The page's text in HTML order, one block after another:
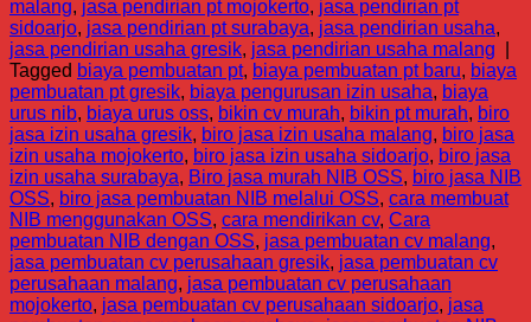
malang, jasa pendirian pt mojokerto, jasa pendirian pt
sidoarjo, jasa pendirian pt surabaya, jasa pendirian usaha,
jasa pendirian usaha gresik, jasa pendirian usaha malang
Tagged biaya pembuatan pt, biaya pembuatan pt baru, biaya
pembuatan pt gresik, biaya pengurusan izin usaha, biaya
urus nib, biaya urus oss, bikin cv murah, bikin pt murah, biro
jasa izin usaha gresik, biro jasa izin usaha malang, biro jasa
izin usaha mojokerto, biro jasa izin usaha sidoarjo, biro jasa
izin usaha surabaya, Biro jasa murah NIB OSS, biro jasa NIB
OSS, biro jasa pembuatan NIB melalui OSS, cara membuat
NIB menggunakan OSS, cara mendirikan cv, Cara
pembuatan NIB dengan OSS, jasa pembuatan cv malang,
jasa pembuatan cv perusahaan gresik, jasa pembuatan cv
perusahaan malang, jasa pembuatan cv perusahaan
mojokerto, jasa pembuatan cv perusahaan sidoarjo, jasa